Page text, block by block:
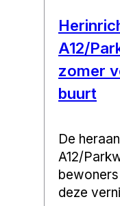
A12/
zomer
buurt
De
A12/
deze